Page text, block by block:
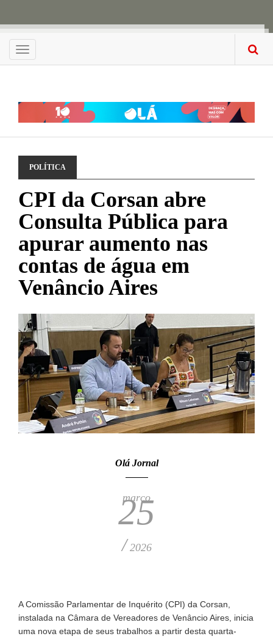
Menu
POLÍTICA
CPI da Corsan abre
Consulta Pública para
apurar aumento nas
contas de água em
Venâncio Aires
Olá Jornal
março
25
/ 2026
A Comissão Parlamentar de Inquérito (CPI) da Corsan,
instalada na Câmara de Vereadores de Venâncio Aires, inicia
uma nova etapa de seus trabalhos a partir desta quarta-